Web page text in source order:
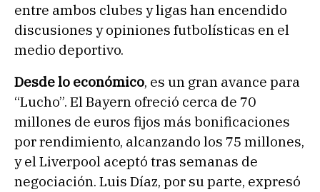
entre ambos clubes y ligas han encendido
discusiones y opiniones futbolísticas en el
medio deportivo.
Desde lo económico, es un gran avance para
“Lucho”. El Bayern ofreció cerca de 70
millones de euros fijos más bonificaciones
por rendimiento, alcanzando los 75 millones,
y el Liverpool aceptó tras semanas de
negociación. Luis Díaz, por su parte, expresó